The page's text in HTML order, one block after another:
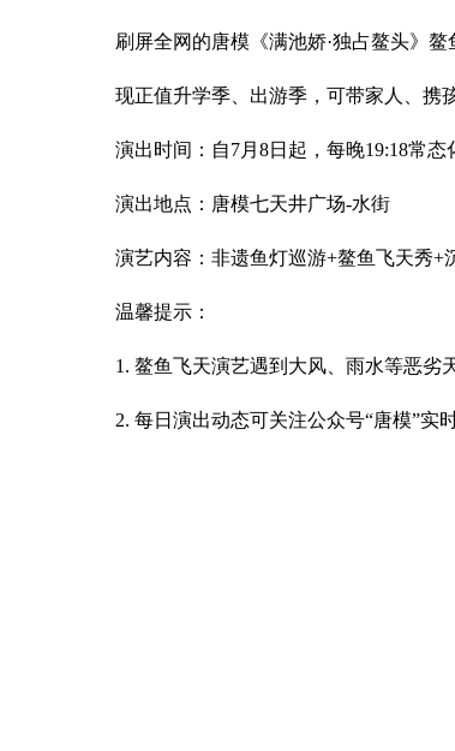
刷屏全网的唐模《满池娇·独占鳌头》
现正值升学季、出游季，可带家人、携
演出时间：自7月8日起，每晚19:18常
演出地点：唐模七天井广场-水街
演艺内容：非遗鱼灯巡游+鳌鱼飞天秀+
温馨提示：
1. 鳌鱼飞天演艺遇到大风、雨水等恶劣
2. 每日演出动态可关注公众号“唐模”实